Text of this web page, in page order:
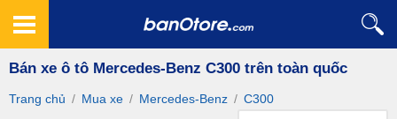
Bán xe ô tô Mercedes-Benz C300 trên toàn quốc
Trang chủ / Mua xe / Mercedes-Benz / C300